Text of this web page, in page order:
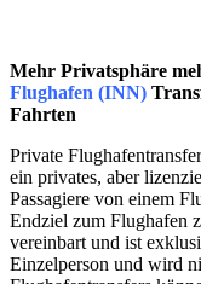
Mehr Privatsphäre
Flughafen (INN)
Fahrten
Private
ein privates, aber
Passagiere von einem
Endziel zum Flughafen
vereinbart und ist
Einzelperson und wird